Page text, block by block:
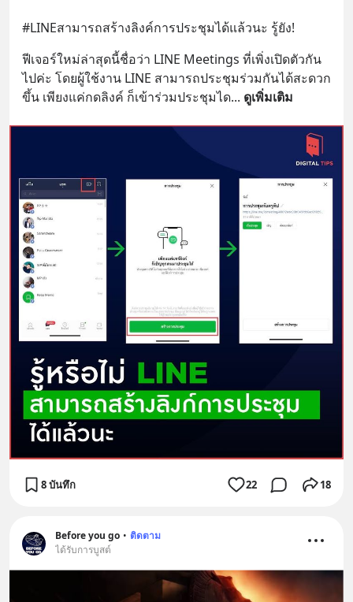
#LINEสามารถสร้างลิงค์การประชุมได้แล้วนะ รู้ยัง!
ฟีเจอร์ใหม่ล่าสุดนี้ชื่อว่า LINE Meetings ที่เพิ่งเปิดตัวกัน
ไปค่ะ โดยผู้ใช้งาน LINE สามารถประชุมร่วมกันได้สะดวก
ขึ้น เพียงแค่กดลิงค์ ก็เข้าร่วมประชุมได... ดูเพิ่มเติม
8 บันทึก 22 18
Before you go • ติดตาม
ได้รับการบูสต์